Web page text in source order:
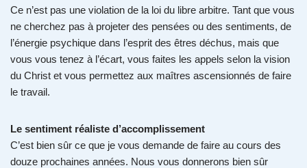
Ce n’est pas une violation de la loi du libre arbitre. Tant que vous
ne cherchez pas à projeter des pensées ou des sentiments, de
l’énergie psychique dans l’esprit des êtres déchus, mais que
vous vous tenez à l’écart, vous faites les appels selon la vision
du Christ et vous permettez aux maîtres ascensionnés de faire
le travail.
Le sentiment réaliste d’accomplissement
C’est bien sûr ce que je vous demande de faire au cours des
douze prochaines années. Nous vous donnerons bien sûr